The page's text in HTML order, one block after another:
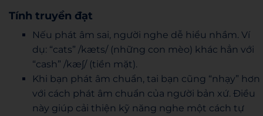
Tính truyền đạt
Nếu phát âm sai, người nghe dễ hiểu nhầm. Ví
dụ: “cats” /kæts/ (những con mèo) khác hẳn với
“cash” /kæʃ/ (tiền mặt).
Khi bạn phát âm chuẩn, tai bạn cũng “nhạy” hơn
với cách phát âm chuẩn của người bản xứ. Điều
này giúp cải thiện kỹ năng nghe một cách tự